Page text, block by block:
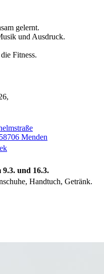
gelernt.
und Ausdruck.
Fitness.
Menden
und 16.3.
Handtuch, Getränk.